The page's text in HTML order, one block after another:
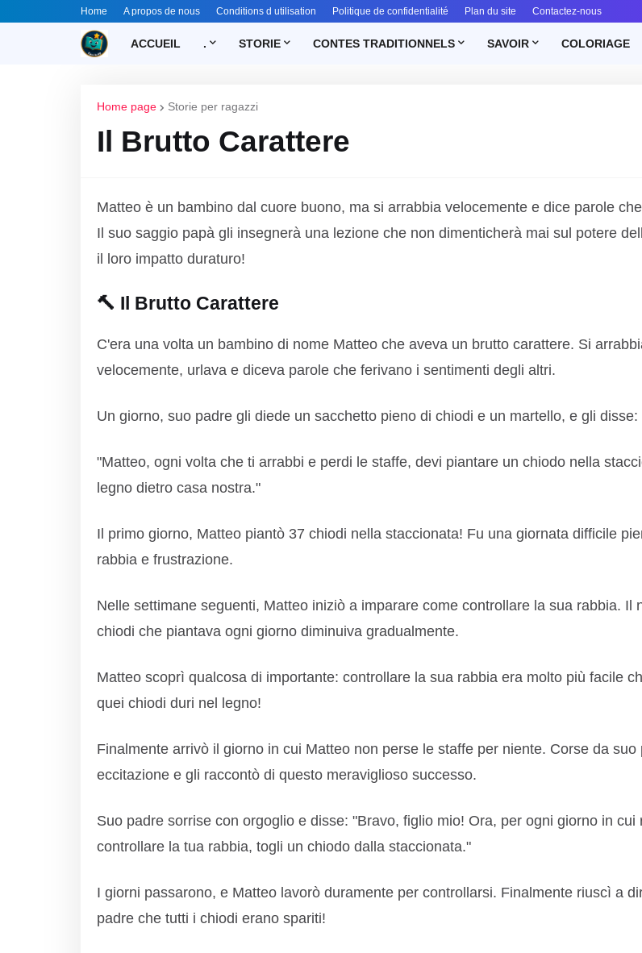
Home A propos de nous Conditions d utilisation Politique de confidentialité Plan du site Contactez-nous
ACCUEIL . STORIE CONTES TRADITIONNELS SAVOIR COLORIAGE
Home page Storie per ragazzi
Il Brutto Carattere
Matteo è un bambino dal cuore buono, ma si arrabbia velocemente e dice parole
Il suo saggio papà gli insegnerà una lezione che non dimenticherà mai sul potere
il loro impatto duraturo!
🔨 Il Brutto Carattere
C'era una volta un bambino di nome Matteo che aveva un brutto carattere. Si
velocemente, urlava e diceva parole che ferivano i sentimenti degli altri.
Un giorno, suo padre gli diede un sacchetto pieno di chiodi e un martello, e gli disse:
"Matteo, ogni volta che ti arrabbi e perdi le staffe, devi piantare un chiodo nella
legno dietro casa nostra."
Il primo giorno, Matteo piantò 37 chiodi nella staccionata! Fu una giornata difficile
rabbia e frustrazione.
Nelle settimane seguenti, Matteo iniziò a imparare come controllare la sua rabbia. Il
chiodi che piantava ogni giorno diminuiva gradualmente.
Matteo scoprì qualcosa di importante: controllare la sua rabbia era molto più facile
quei chiodi duri nel legno!
Finalmente arrivò il giorno in cui Matteo non perse le staffe per niente. Corse da suo
eccitazione e gli raccontò di questo meraviglioso successo.
Suo padre sorrise con orgoglio e disse: "Bravo, figlio mio! Ora, per ogni giorno in cui
controllare la tua rabbia, togli un chiodo dalla staccionata."
I giorni passarono, e Matteo lavorò duramente per controllarsi. Finalmente riuscì a
padre che tutti i chiodi erano spariti!